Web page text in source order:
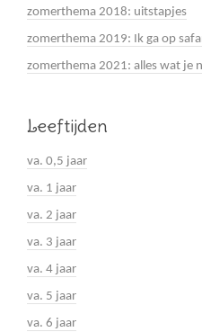
zomerthema 2018: uitstapjes
zomerthema 2019: Ik ga op
zomerthema 2021: alles wat je
Leeftijden
va. 0,5 jaar
va. 1 jaar
va. 2 jaar
va. 3 jaar
va. 4 jaar
va. 5 jaar
va. 6 jaar